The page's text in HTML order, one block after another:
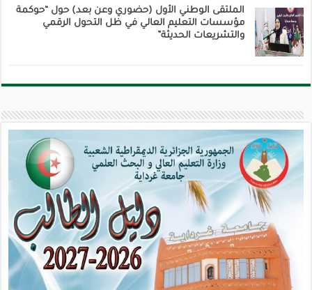
الملتقى الوطني الأول (حضوري وعن بعد) حول “حوكمة
مؤسسات التعليم العالي في ظل التحول الرقمي
والتشريعات الحديثة”